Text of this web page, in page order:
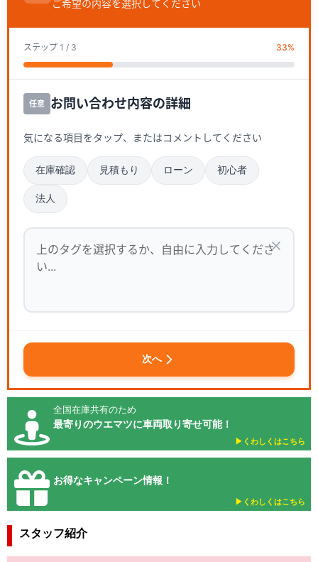
ご希望の内容を選択してください
ステップ 1 / 3 33%
任意 お問い合わせ内容の詳細
気になる項目をタップ、またはコメントしてください
在庫確認 見積もり ローン 初心者
法人
次へ
全国在庫共有のため
最寄りのウエマツに車両取り寄せ可能！
▶︎くわしくはこちら
お得なキャンペーン情報！
▶︎くわしくはこちら
スタッフ紹介